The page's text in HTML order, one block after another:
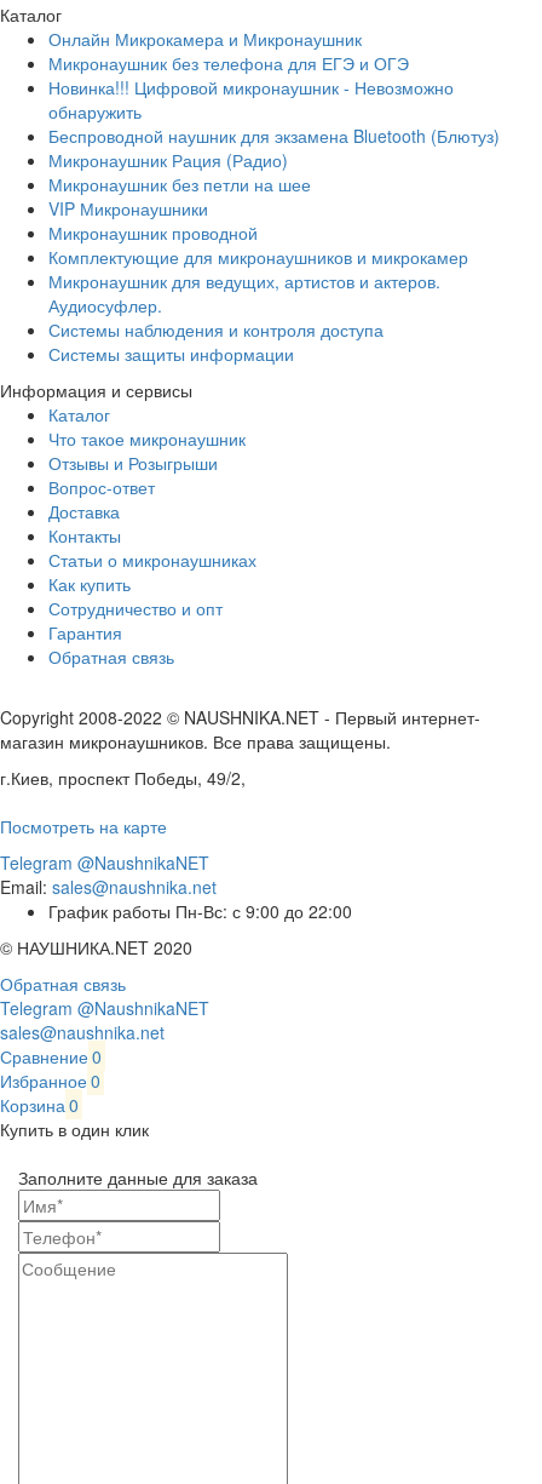
Каталог
Онлайн Микрокамера и Микронаушник
Микронаушник без телефона для ЕГЭ и ОГЭ
Новинка!!! Цифровой микронаушник - Невозможно
обнаружить
Беспроводной наушник для экзамена Bluetooth (Блютуз)
Микронаушник Рация (Радио)
Микронаушник без петли на шее
VIP Микронаушники
Микронаушник проводной
Комплектующие для микронаушников и микрокамер
Микронаушник для ведущих, артистов и актеров.
Аудиосуфлер.
Системы наблюдения и контроля доступа
Системы защиты информации
Информация и сервисы
Каталог
Что такое микронаушник
Отзывы и Розыгрыши
Вопрос-ответ
Доставка
Контакты
Статьи о микронаушниках
Как купить
Сотрудничество и опт
Гарантия
Обратная связь
Copyright 2008-2022 © NAUSHNIKA.NET - Первый интернет-
магазин микронаушников. Все права защищены.
г.Киев, проспект Победы, 49/2,
Посмотреть на карте
Telegram @NaushnikaNET
Email: sales@naushnika.net
График работы Пн-Вс: с 9:00 до 22:00
© НАУШНИКА.NET 2020
Обратная связь
Telegram @NaushnikaNET
sales@naushnika.net
Сравнение0
Избранное0
Корзина 0
Купить в один клик
Заполните данные для заказа